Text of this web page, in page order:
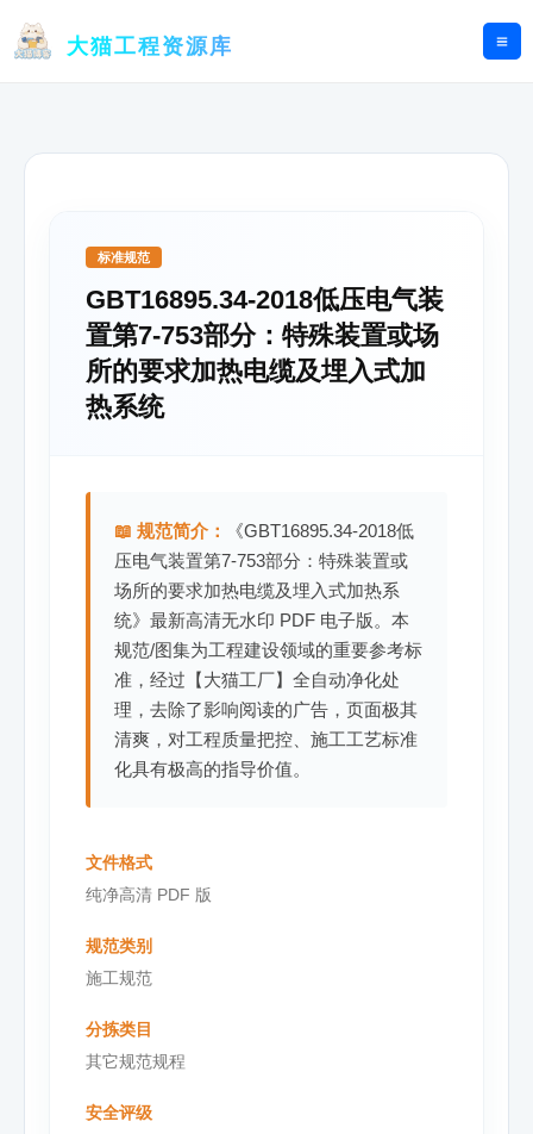
大猫工程资源库
标准规范
GBT16895.34-2018低压电气装
置第7-753部分：特殊装置或场
所的要求加热电缆及埋入式加
热系统
📖 规范简介：
《GBT16895.34-2018低
压电气装置第7-753部分：特殊装置或
场所的要求加热电缆及埋入式加热系
统》最新高清无水印 PDF 电子版。本
规范/图集为工程建设领域的重要参考标
准，经过【大猫工厂】全自动净化处
理，去除了影响阅读的广告，页面极其
清爽，对工程质量把控、施工工艺标准
化具有极高的指导价值。
文件格式
纯净高清 PDF 版
规范类别
施工规范
分拣类目
其它规范规程
安全评级